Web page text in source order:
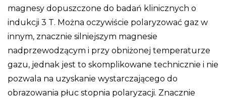
magnesy dopuszczone do badań klinicznych o
indukcji 3 T. Można oczywiście polaryzować gaz w
innym, znacznie silniejszym magnesie
nadprzewodzącym i przy obniżonej temperaturze
gazu, jednak jest to skomplikowane technicznie i nie
pozwala na uzyskanie wystarczającego do
obrazowania płuc stopnia polaryzacji. Znacznie